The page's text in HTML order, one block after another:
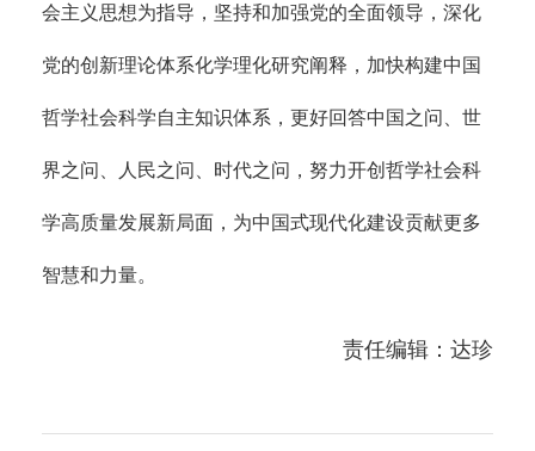
会主义思想为指导，坚持和加强党的全面领导，深化
党的创新理论体系化学理化研究阐释，加快构建中国
哲学社会科学自主知识体系，更好回答中国之问、世
界之问、人民之问、时代之问，努力开创哲学社会科
学高质量发展新局面，为中国式现代化建设贡献更多
智慧和力量。
责任编辑：达珍